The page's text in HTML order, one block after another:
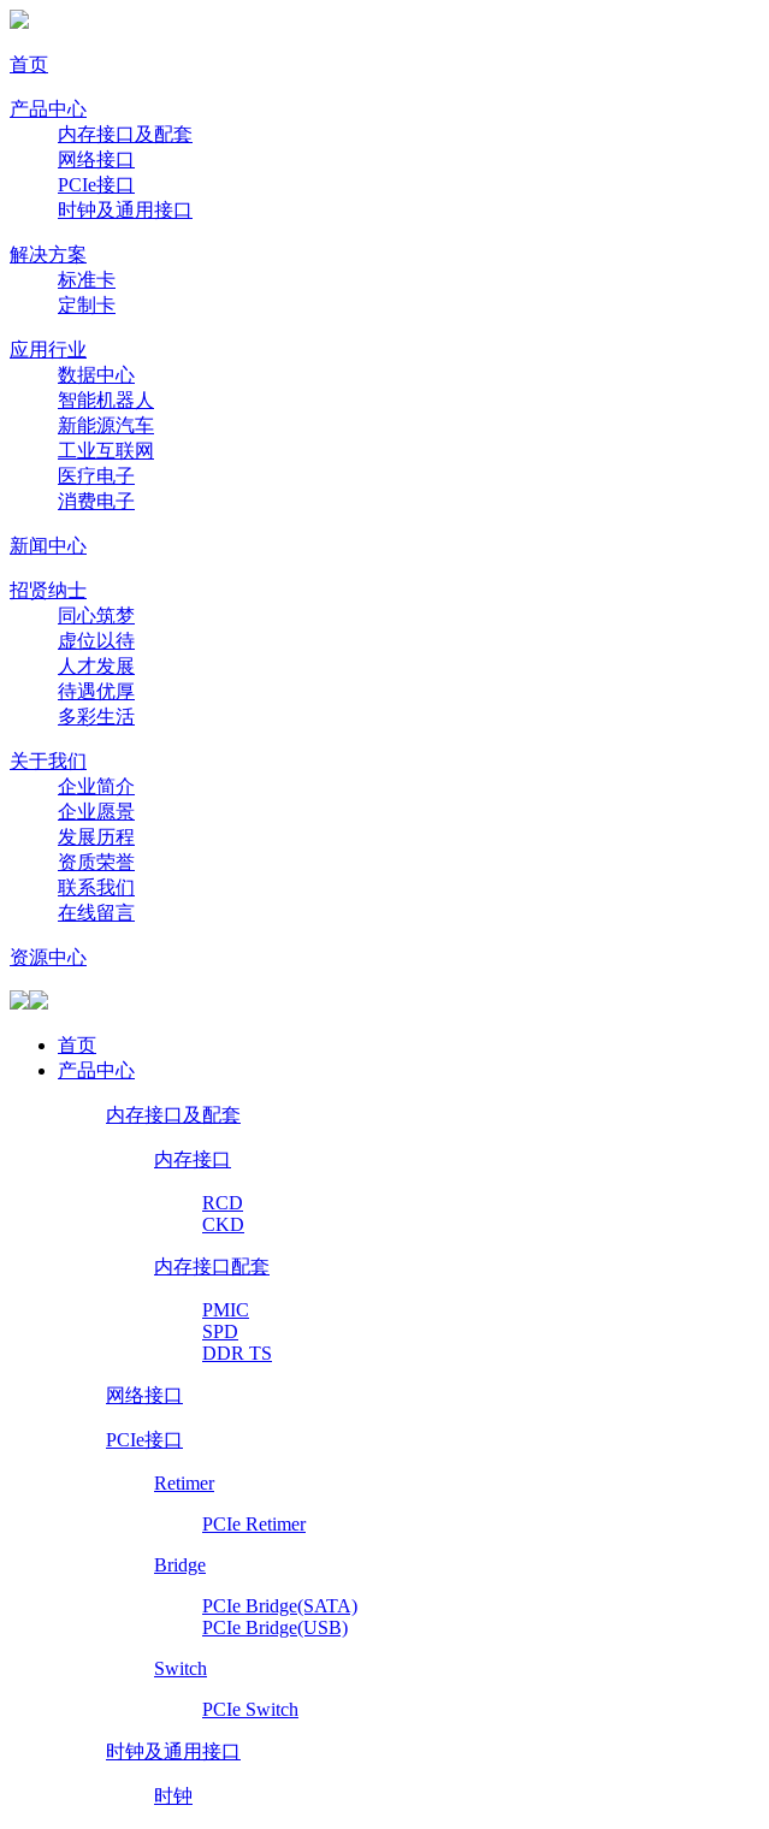
首页
产品中心
内存接口及配套
网络接口
PCIe接口
时钟及通用接口
解决方案
标准卡
定制卡
应用行业
数据中心
智能机器人
新能源汽车
工业互联网
医疗电子
消费电子
新闻中心
招贤纳士
同心筑梦
虚位以待
人才发展
待遇优厚
多彩生活
关于我们
企业简介
企业愿景
发展历程
资质荣誉
联系我们
在线留言
资源中心
首页
产品中心
内存接口及配套
内存接口
RCD
CKD
内存接口配套
PMIC
SPD
DDR TS
网络接口
PCIe接口
Retimer
PCIe Retimer
Bridge
PCIe Bridge(SATA)
PCIe Bridge(USB)
Switch
PCIe Switch
时钟及通用接口
时钟